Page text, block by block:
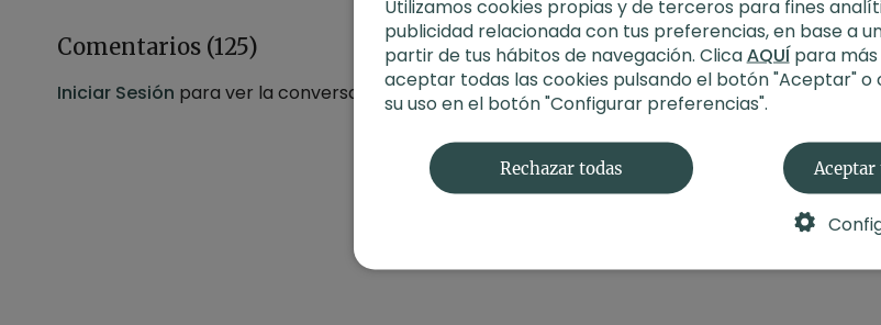
Comentarios (125)
Iniciar Sesión para ver la conversación
Utilizamos cookies propias y de terceros para fines
publicidad relacionada con tus preferencias, en base a
partir de tus hábitos de navegación. ClicaAQUÍpara más
aceptar todas las cookies pulsando el botón "Aceptar"
su uso en el botón "Configurar preferencias".
Rechazar todas Aceptar